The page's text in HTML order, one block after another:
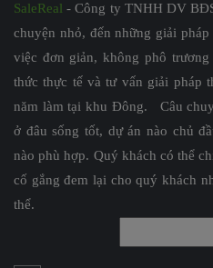
SaleReal - Công ty TNHH DV
chuyện nhỏ, đến những giải
việc đơn giản, không phô
thức thực tế và tư vấn giải pháp
năm làm tại khu Đông. Câu
ở đâu sống tốt, dự án nào chủ
nào phù hợp. Quý khách có thể
cố gắng đem lại cho quý khách
thể.